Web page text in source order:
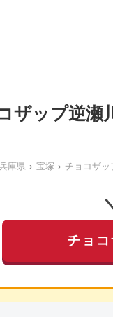
ザップ逆
庫県 宝塚 チョコザッ
チョ